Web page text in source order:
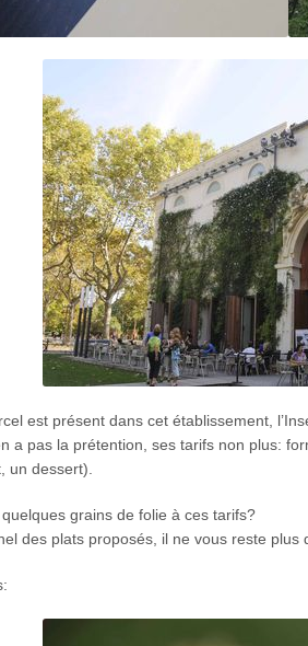
est présent dans cet établissement,
a pas la prétention, ses tarifs non plus:
un dessert).
grains de folie à ces tarifs?
des plats proposés, il ne vous reste